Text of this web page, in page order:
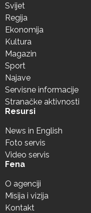
Svijet
Regija
Ekonomija
Kultura
Magazin
Sport
Najave
Servisne informacije
Stranačke aktivnosti
Resursi
News in English
Foto servis
Video servis
Fena
O agenciji
Misija i vizija
Kontakt